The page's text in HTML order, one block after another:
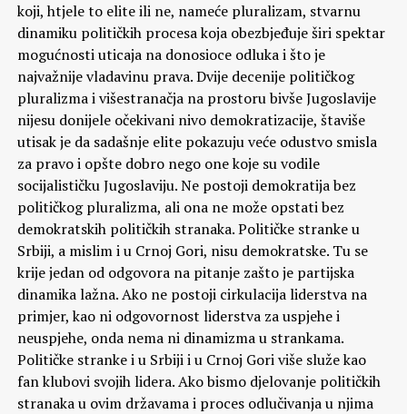
koji, htjele to elite ili ne, nameće pluralizam, stvarnu
dinamiku političkih procesa koja obezbjeđuje širi spektar
mogućnosti uticaja na donosioce odluka i što je
najvažnije vladavinu prava. Dvije decenije političkog
pluralizma i višestranačja na prostoru bivše Jugoslavije
nijesu donijele očekivani nivo demokratizacije, štaviše
utisak je da sadašnje elite pokazuju veće odustvo smisla
za pravo i opšte dobro nego one koje su vodile
socijalističku Jugoslaviju. Ne postoji demokratija bez
političkog pluralizma, ali ona ne može opstati bez
demokratskih političkih stranaka. Političke stranke u
Srbiji, a mislim i u Crnoj Gori, nisu demokratske. Tu se
krije jedan od odgovora na pitanje zašto je partijska
dinamika lažna. Ako ne postoji cirkulacija liderstva na
primjer, kao ni odgovornost liderstva za uspjehe i
neuspjehe, onda nema ni dinamizma u strankama.
Političke stranke i u Srbiji i u Crnoj Gori više služe kao
fan klubovi svojih lidera. Ako bismo djelovanje političkih
stranaka u ovim državama i proces odlučivanja u njima